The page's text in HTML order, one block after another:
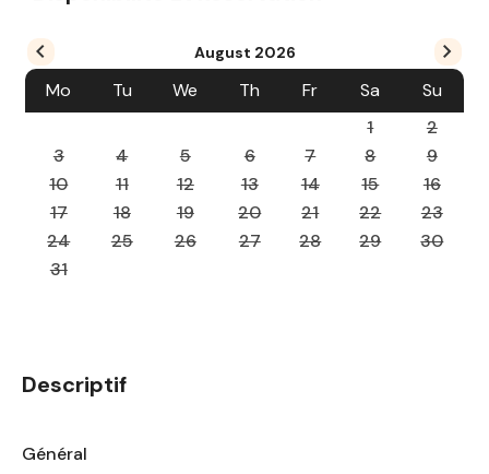
August 2026
Mo Tu We Th Fr Sa
Su
1
2
3
4 5 6 7 8
9
10
11 12 13 14 15
16
17
18 19 20 21 22
23
24
25 26 27 28 29
30
31
Descriptif
Général